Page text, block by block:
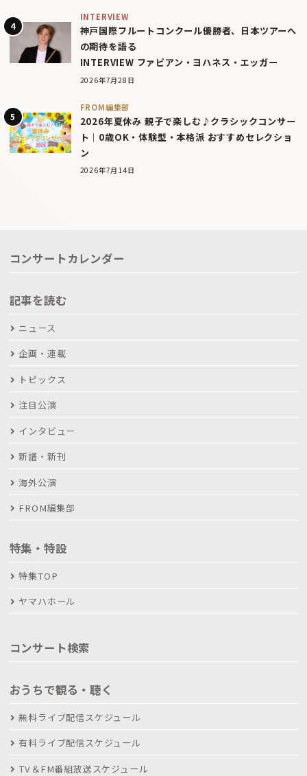
INTERVIEW
神戸国際フルートコンクール優勝者、日本ツアーへ
の期待を語る
INTERVIEW ファビアン・ヨハネス・エッガー
2026年7月28日
FROM編集部
2026年夏休み 親子で楽しむ♪クラシックコンサー
ト｜0歳OK・体験型・本格派 おすすめセレクショ
ン
2026年7月14日
コンサートカレンダー
記事を読む
ニュース
企画・連載
トピックス
注目公演
インタビュー
新譜・新刊
海外公演
FROM編集部
特集・特設
特集TOP
ヤマハホール
コンサート検索
おうちで観る・聴く
無料ライブ配信スケジュール
有料ライブ配信スケジュール
TV＆FM番組放送スケジュール